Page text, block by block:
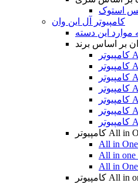
کامپیوتر آل این وان
موارد این دسته
بر اساس برند